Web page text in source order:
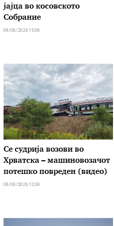
јајца во косовското
Собрание
08/08/2026 15:08
Се судрија возови во
Хрватска – машиновозачот
потешко повреден (видео)
08/08/2026 12:08